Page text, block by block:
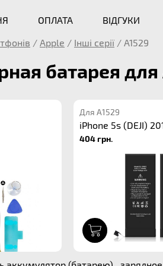
ОПЛАТА ВІДГУКИ
/ Apple / Інші серії / A1529
батарея для
Для A1529
iPhone 5s (DEJI)
404 грн.